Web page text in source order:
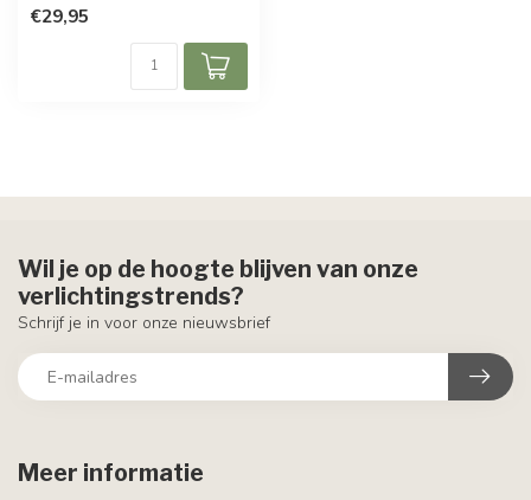
€29,95
Meer informatie
Wil je op de hoogte blijven van onze
verlichtingstrends?
Schrijf je in voor onze nieuwsbrief